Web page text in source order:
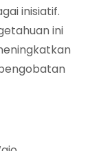
inisiatif.
ini